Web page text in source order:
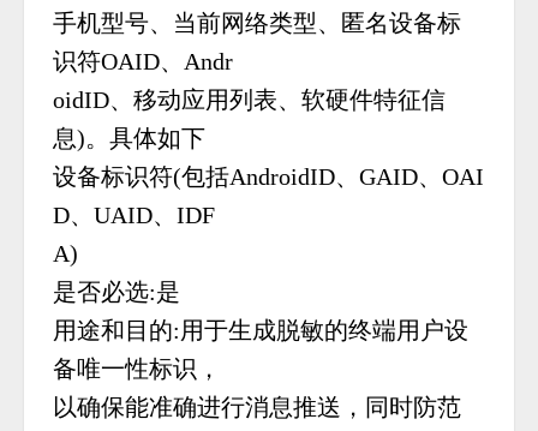
手机型号、当前网络类型、匿名设备标
识符OAID、Andr
oidID、移动应用列表、软硬件特征信
息)。具体如下
设备标识符(包括AndroidID、GAID、OAI
D、UAID、IDF
A)
是否必选:是
用途和目的:用于生成脱敏的终端用户设
备唯一性标识，
以确保能准确进行消息推送，同时防范